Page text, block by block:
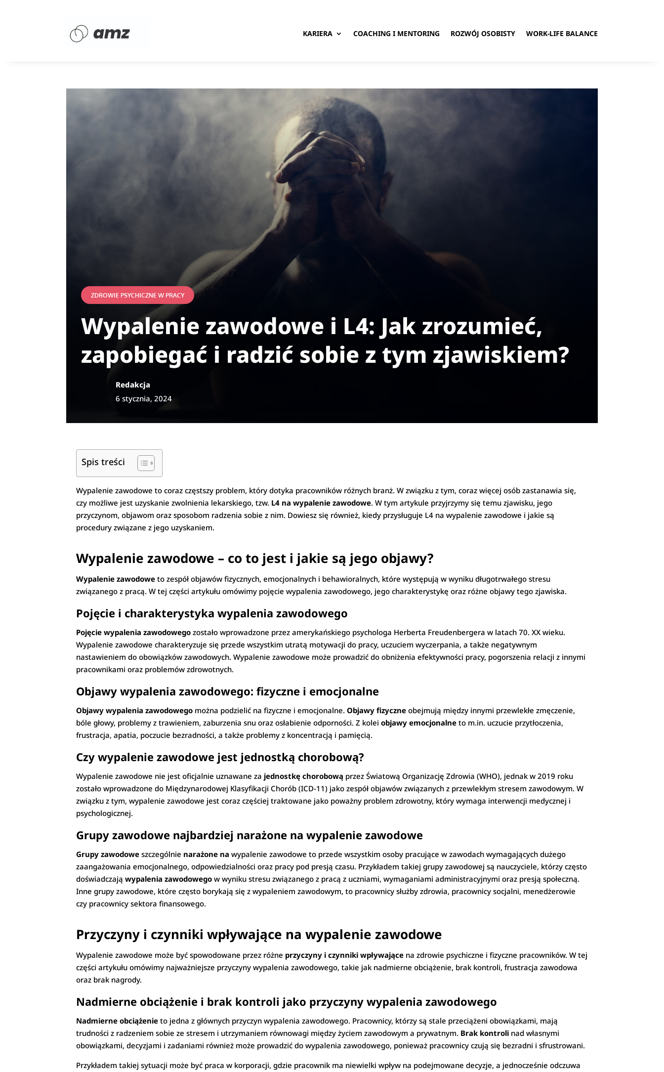
KARIERA COACHING I MENTORING ROZWÓJ OSOBISTY WORK-LIFE BALANCE
ZDROWIE PSYCHICZNE W PRACY
Wypalenie zawodowe i L4: Jak zrozumieć,
zapobiegać i radzić sobie z tym zjawiskiem?
Redakcja
6 stycznia, 2024
Spis treści
Wypalenie zawodowe to coraz częstszy problem, który dotyka pracowników różnych branż. W związku z tym, coraz więcej osób zastanawia się,
czy możliwe jest uzyskanie zwolnienia lekarskiego, tzw. L4 na wypalenie zawodowe. W tym artykule przyjrzymy się temu zjawisku, jego
przyczynom, objawom oraz sposobom radzenia sobie z nim. Dowiesz się również, kiedy przysługuje L4 na wypalenie zawodowe i jakie są
procedury związane z jego uzyskaniem.
Wypalenie zawodowe – co to jest i jakie są jego objawy?
Wypalenie zawodowe to zespół objawów fizycznych, emocjonalnych i behawioralnych, które występują w wyniku długotrwałego stresu
związanego z pracą. W tej części artykułu omówimy pojęcie wypalenia zawodowego, jego charakterystykę oraz różne objawy tego zjawiska.
Pojęcie i charakterystyka wypalenia zawodowego
Pojęcie wypalenia zawodowego zostało wprowadzone przez amerykańskiego psychologa Herberta Freudenbergera w latach 70. XX wieku.
Wypalenie zawodowe charakteryzuje się przede wszystkim utratą motywacji do pracy, uczuciem wyczerpania, a także negatywnym
nastawieniem do obowiązków zawodowych. Wypalenie zawodowe może prowadzić do obniżenia efektywności pracy, pogorszenia relacji z innymi
pracownikami oraz problemów zdrowotnych.
Objawy wypalenia zawodowego: fizyczne i emocjonalne
Objawy wypalenia zawodowego można podzielić na fizyczne i emocjonalne.Objawy fizyczne obejmują między innymi przewlekłe zmęczenie,
bóle głowy, problemy z trawieniem, zaburzenia snu oraz osłabienie odporności. Z koleiobjawy emocjonalne to m.in. uczucie przytłoczenia,
frustracja, apatia, poczucie bezradności, a także problemy z koncentracją i pamięcią.
Czy wypalenie zawodowe jest jednostką chorobową?
Wypalenie zawodowe nie jest oficjalnie uznawane za jednostkę chorobową przez Światową Organizację Zdrowia (WHO), jednak w 2019 roku
zostało wprowadzone do Międzynarodowej Klasyfikacji Chorób (ICD-11) jako zespół objawów związanych z przewlekłym stresem zawodowym. W
związku z tym, wypalenie zawodowe jest coraz częściej traktowane jako poważny problem zdrowotny, który wymaga interwencji medycznej i
psychologicznej.
Grupy zawodowe najbardziej narażone na wypalenie zawodowe
Grupy zawodowe szczególnie narażone na wypalenie zawodowe to przede wszystkim osoby pracujące w zawodach wymagających dużego
zaangażowania emocjonalnego, odpowiedzialności oraz pracy pod presją czasu. Przykładem takiej grupy zawodowej są nauczyciele, którzy często
doświadczająwypalenia zawodowego w wyniku stresu związanego z pracą z uczniami, wymaganiami administracyjnymi oraz presją społeczną.
Inne grupy zawodowe, które często borykają się z wypaleniem zawodowym, to pracownicy służby zdrowia, pracownicy socjalni, menedżerowie
czy pracownicy sektora finansowego.
Przyczyny i czynniki wpływające na wypalenie zawodowe
Wypalenie zawodowe może być spowodowane przez różne przyczyny i czynniki wpływające na zdrowie psychiczne i fizyczne pracowników. W tej
części artykułu omówimy najważniejsze przyczyny wypalenia zawodowego, takie jak nadmierne obciążenie, brak kontroli, frustracja zawodowa
oraz brak nagrody.
Nadmierne obciążenie i brak kontroli jako przyczyny wypalenia zawodowego
Nadmierne obciążenie to jedna z głównych przyczyn wypalenia zawodowego. Pracownicy, którzy są stale przeciążeni obowiązkami, mają
trudności z radzeniem sobie ze stresem i utrzymaniem równowagi między życiem zawodowym a prywatnym. Brak kontroli nad własnymi
obowiązkami, decyzjami i zadaniami również może prowadzić do wypalenia zawodowego, ponieważ pracownicy czują się bezradni i sfrustrowani.
Przykładem takiej sytuacji może być praca w korporacji, gdzie pracownik ma niewielki wpływ na podejmowane decyzje, a jednocześnie odczuwa